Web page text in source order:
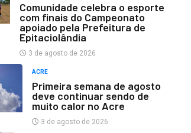
Comunidade celebra o esporte
com finais do Campeonato
apoiado pela Prefeitura de
Epitaciolândia
3 de agosto de 2026
ACRE
Primeira semana de agosto
deve continuar sendo de
muito calor no Acre
3 de agosto de 2026